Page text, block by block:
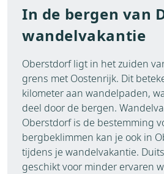
In de bergen van
wandelvakantie
Oberstdorf ligt in het zuiden
grens met Oostenrijk. Dit
kilometer aan wandelpaden,
deel door de bergen.
Oberstdorf is de bestemming
bergbeklimmen kan je ook in
tijdens je wandelvakantie.
geschikt voor minder ervaren